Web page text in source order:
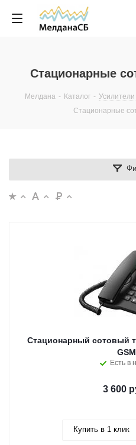
Стационарные
Мелдана - Каталог - Усилители
Стационарные
Стационарный сотовый
Есть в
3 600
Купить в 1 клик